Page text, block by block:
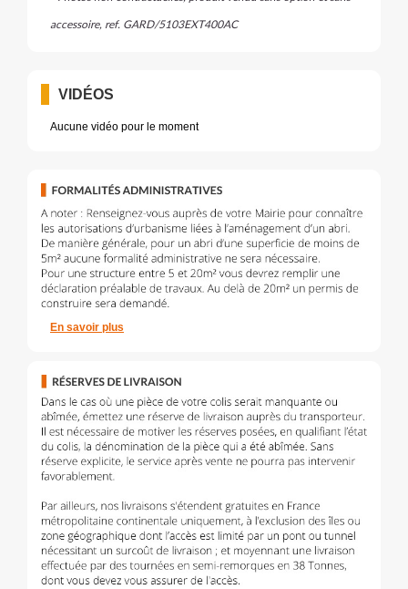
accessoire, ref. GARD/5103EXT400AC
VIDÉOS
Aucune vidéo pour le moment
En savoir plus